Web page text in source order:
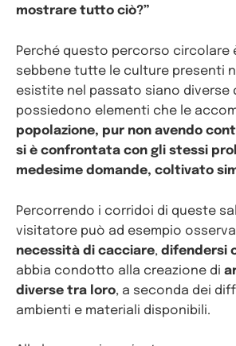
mostrare tutto ciò?”
Perché questo percorso circolare
sebbene tutte le culture presenti
esistite nel passato siano diverse
possiedono elementi che le
popolazione, pur non avendo
si è confrontata con gli stessi
medesime domande, coltivato
Percorrendo i corridoi di queste
visitatore può ad esempio
necessità di cacciare, difendersi
abbia condotto alla creazione di
diverse tra loro, a seconda dei
ambienti e materiali disponibili.